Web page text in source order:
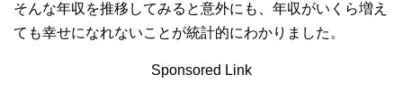
そんな年収を推移してみると意外にも、年収がいくら増え
ても幸せになれないことが統計的にわかりました。
Sponsored Link